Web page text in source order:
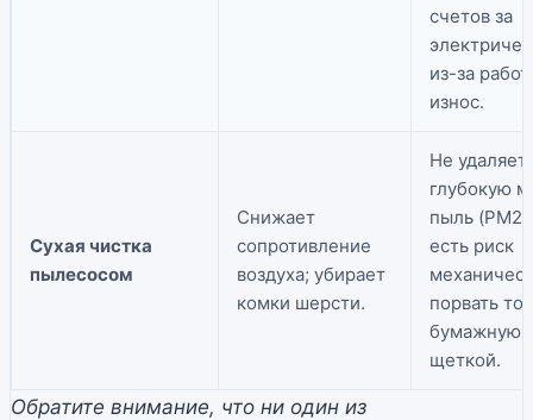
счетов за
из-за
износ.
Сухая чистка
пылесосом
Снижает
сопротивление
воздуха; убирает
комки шерсти.
Не удаляет
глубокую
пыль
есть риск
порвать
бумажную
щеткой.
Обратите внимание, что ни один из